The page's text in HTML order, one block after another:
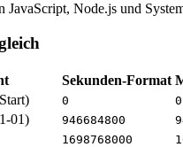
JavaScript, Node.js und
Sekunden-Format
0 0
01) 946684800
1698768000